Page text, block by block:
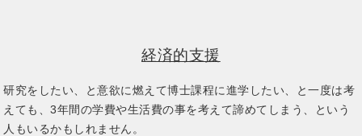
経済的支援
研究をしたい、と意欲に燃えて博士課程に進学したい、と一度は考
えても、3年間の学費や生活費の事を考えて諦めてしまう、という
人もいるかもしれません。